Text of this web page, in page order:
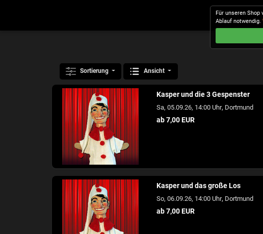
Sortierung Ansicht
Kasper und die 3 Gespenster
Sa, 05.09.26, 14:00 Uhr, Dortmund
ab 7,00 EUR
Kasper und das große Los
So, 06.09.26, 14:00 Uhr, Dortmund
ab 7,00 EUR
Für unseren
Ablauf notwendig.